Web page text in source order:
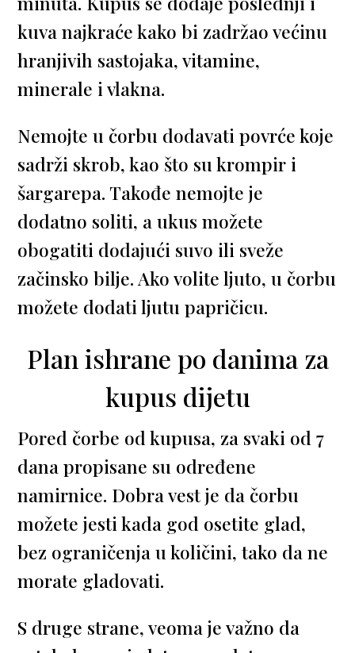
kuva najkraće kako bi zadržao većinu
hranjivih sastojaka, vitamine,
minerale i vlakna.
Nemojte u čorbu dodavati povrće koje
sadrži skrob, kao što su krompir i
šargarepa. Takođe nemojte je
dodatno soliti, a ukus možete
obogatiti dodajući suvo ili sveže
začinsko bilje. Ako volite ljuto, u čorbu
možete dodati ljutu papričicu.
Plan ishrane po danima za
kupus dijetu
Pored čorbe od kupusa, za svaki od 7
dana propisane su određene
namirnice. Dobra vest je da čorbu
možete jesti kada god osetite glad,
bez ograničenja u količini, tako da ne
morate gladovati.
S druge strane, veoma je važno da